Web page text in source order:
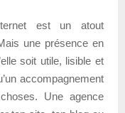
est un atout
une présence en
soit utile, lisible et
accompagnement
Une agence